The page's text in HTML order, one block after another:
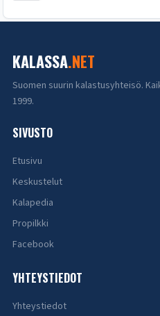
KALASSA.NET
Suomen suurin kalastusyhteisö.
1999.
SIVUSTO
Etusivu
Keskustelut
Kalapedia
Propilkki
Facebook
YHTEYSTIEDOT
Yhteystiedot